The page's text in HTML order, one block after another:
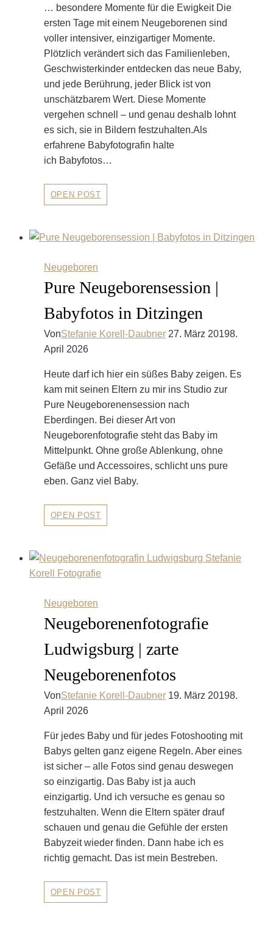
… besondere Momente für die Ewigkeit Die
ersten Tage mit einem Neugeborenen sind
voller intensiver, einzigartiger Momente.
Plötzlich verändert sich das Familienleben,
Geschwisterkinder entdecken das neue Baby,
und jede Berührung, jeder Blick ist von
unschätzbarem Wert. Diese Momente
vergehen schnell – und genau deshalb lohnt
es sich, sie in Bildern festzuhalten.Als
erfahrene Babyfotografin halte
ich Babyfotos…
OPEN POSTBabyfotos
in
die
deinen
und
dem
neuen
Neugeboren
Pure Neugeborensession |
Babyfotos in Ditzingen
VonStefanie Korell-Daubner 27. März 20198.
April 2026
Heute darf ich hier ein süßes Baby zeigen. Es
kam mit seinen Eltern zu mir ins Studio zur
Pure Neugeborenensession nach
Eberdingen. Bei dieser Art von
Neugeborenfotografie steht das Baby im
Mittelpunkt. Ohne große Ablenkung, ohne
Gefäße und Accessoires, schlicht uns pure
eben. Ganz viel Baby.
OPEN POSTPure
Neugeborensession
in
Ditzingen
Neugeboren
Neugeborenenfotografie
Ludwigsburg | zarte
Neugeborenenfotos
VonStefanie Korell-Daubner 19. März 20198.
April 2026
Für jedes Baby und für jedes Fotoshooting mit
Babys gelten ganz eigene Regeln. Aber eines
ist sicher – alle Fotos sind genau deswegen
so einzigartig. Das Baby ist ja auch
einzigartig. Und ich versuche es genau so
festzuhalten. Wenn die Eltern später drauf
schauen und genau die Gefühle der ersten
Babyzeit wieder finden. Dann habe ich es
richtig gemacht. Das ist mein Bestreben.
OPEN POSTNeugeborenenfotografie
Ludwigsburg